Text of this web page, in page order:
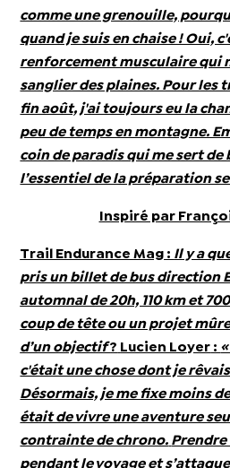
comme une grenouille,
quand je suis en chaise ! Oui,
renforcement musculaire qui
sanglier des plaines. Pour les
fin août, j'ai toujours eu la
peu de temps en montagne.
coin de paradis qui me sert de
l’essentiel de la préparation
Inspiré par
Trail Endurance Mag : Il y a
pris un billet de bus direction
automnal de 20h, 110 km et
coup de tête ou un projet
d’un objectif? Lucien Loyer :
c'était une chose dont je
Désormais, je me fixe moins
était de vivre une aventure
contrainte de chrono. Prendre
pendant le voyage et